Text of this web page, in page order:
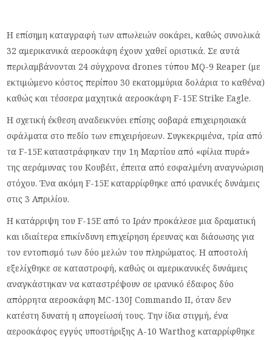
Η επίσημη καταγραφή των απωλειών σοκάρει, καθώς συνολικά
32 αμερικανικά αεροσκάφη έχουν χαθεί οριστικά. Σε αυτά
περιλαμβάνονται 24 σύγχρονα drones τύπου MQ-9 Reaper (με
εκτιμώμενο κόστος περίπου 30 εκατομμύρια δολάρια το καθένα)
καθώς και τέσσερα μαχητικά αεροσκάφη F-15E Strike Eagle.
Η σχετική έκθεση αναδεικνύει επίσης σοβαρά επιχειρησιακά
σφάλματα στο πεδίο των επιχειρήσεων. Συγκεκριμένα, τρία από
τα F-15E καταστράφηκαν την 1η Μαρτίου από «φίλια πυρά»
της αεράμυνας του Κουβέιτ, έπειτα από εσφαλμένη αναγνώριση
στόχου. Ένα ακόμη F-15E καταρρίφθηκε από ιρανικές δυνάμεις
στις 3 Απριλίου.
Η κατάρριψη του F-15E από το Ιράν προκάλεσε μια δραματική
και ιδιαίτερα επικίνδυνη επιχείρηση έρευνας και διάσωσης για
τον εντοπισμό των δύο μελών του πληρώματος. Η αποστολή
εξελίχθηκε σε καταστροφή, καθώς οι αμερικανικές δυνάμεις
αναγκάστηκαν να καταστρέψουν σε ιρανικό έδαφος δύο
απόρρητα αεροσκάφη MC-130J Commando II, όταν δεν
κατέστη δυνατή η απογείωσή τους. Την ίδια στιγμή, ένα
αεροσκάφος εγγύς υποστήριξης A-10 Warthog καταρρίφθηκε